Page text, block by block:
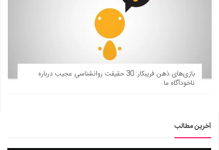
بازی‌های ذهن فریبکار: 30 حقیقت روانشناسی عجیب درباره
ناخودآگاه ما
آخرین مطالب